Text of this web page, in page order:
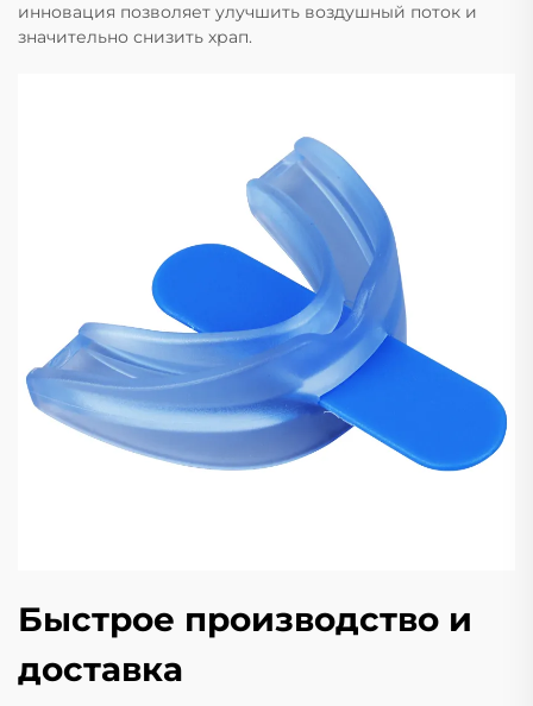
инновация позволяет улучшить воздушный поток и
значительно снизить храп.
Быстрое производство и
доставка